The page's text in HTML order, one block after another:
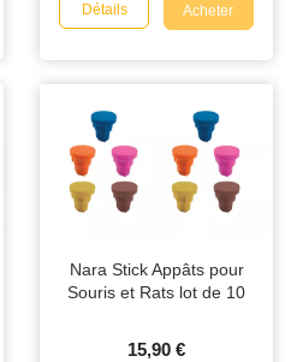
Détails Acheter
Nara Stick Appâts pour
Souris et Rats lot de 10
15,90 €